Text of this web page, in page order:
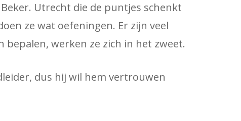
Utrecht die de puntjes schenkt
ze wat oefeningen. Er zijn veel
werken ze zich in het zweet.
dus hij wil hem vertrouwen